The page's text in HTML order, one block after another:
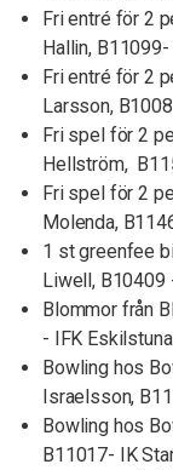
Fri entré för 2
Hallin,
Fri entré för 2
Larsson,
Fri spel för 2
Hellström,
Fri spel för 2
Molenda,
1 st greenfee
Liwell, B10409
Blommor från
- IFK Eskilstuna
Bowling hos
Israelsson,
Bowling hos
B11017- IK